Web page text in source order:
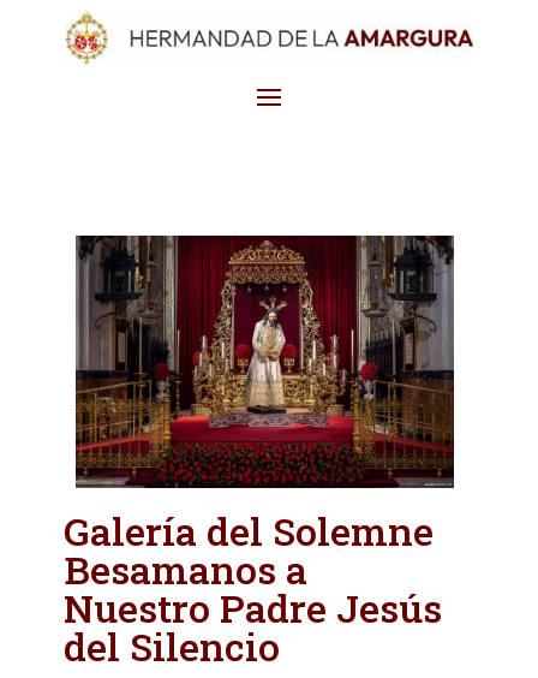
Galería del Solemne
Besamanos a
Nuestro Padre Jesús
del Silencio